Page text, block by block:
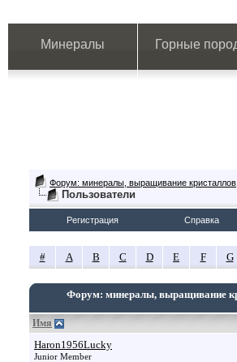
Минералы Горные
Форум: минералы, выращивание кристаллов,
Пользователи
Регистрация Справка
# A B C D E F G
Форум: минералы, выращивание
Имя
Haron1956Lucky
Junior Member